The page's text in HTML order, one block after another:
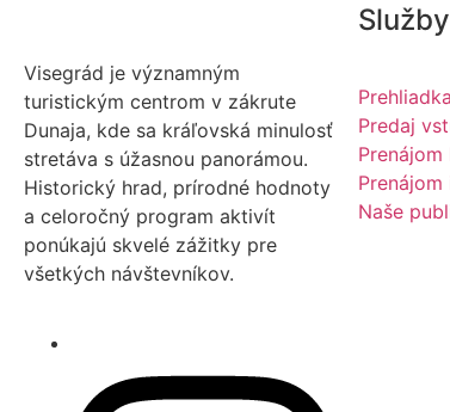
Visegrád je významným
turistickým centrom v zákrute
Dunaja, kde sa kráľovská minulosť
stretáva s úžasnou panorámou.
Historický hrad, prírodné hodnoty
a celoročný program aktivít
ponúkajú skvelé zážitky pre
všetkých návštevníkov.
Služby
Predaj
Prenájom
Naše